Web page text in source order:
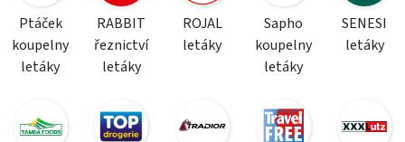
Ptáček
koupelny
letáky
RABBIT
řeznictví
letáky
ROJAL
letáky
Sapho
koupelny
letáky
SENESI
letáky